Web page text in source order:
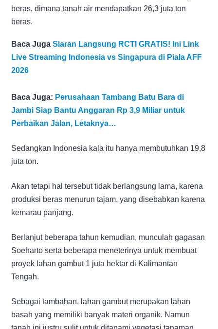
beras, dimana tanah air mendapatkan 26,3 juta ton
beras.
Baca Juga Siaran Langsung RCTI GRATIS! Ini Link
Live Streaming Indonesia vs Singapura di Piala AFF
2026
Baca Juga: Perusahaan Tambang Batu Bara di
Jambi Siap Bantu Anggaran Rp 3,9 Miliar untuk
Perbaikan Jalan, Letaknya…
Sedangkan Indonesia kala itu hanya membutuhkan 19,8
juta ton.
Akan tetapi hal tersebut tidak berlangsung lama, karena
produksi beras menurun tajam, yang disebabkan karena
kemarau panjang.
Berlanjut beberapa tahun kemudian, munculah gagasan
Soeharto serta beberapa meneterinya untuk membuat
proyek lahan gambut 1 juta hektar di Kalimantan
Tengah.
Sebagai tambahan, lahan gambut merupakan lahan
basah yang memiliki banyak materi organik. Namun